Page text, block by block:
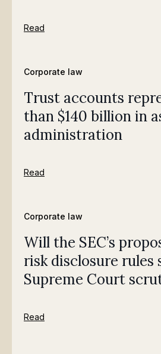
Read
Corporate law
Trust accounts
than $140 billion in
administration
Read
Corporate law
Will the SEC’s
risk disclosure rules
Supreme Court
Read